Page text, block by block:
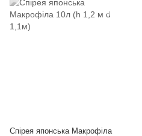
Спірея японська Макрофіла